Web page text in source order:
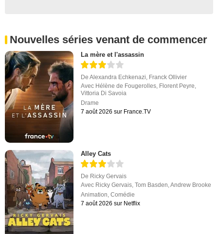
Nouvelles séries venant de commencer
La mère et l'assassin
DeAlexandra Echkenazi, Franck Ollivier
Avec Hélène de Fougerolles, Florent Peyre,
Vittoria Di Savoia
Drame
7 août 2026 sur France.TV
Alley Cats
De Ricky Gervais
Avec Ricky Gervais ,Tom Basden ,Andrew Brooke
Animation ,Comédie
7 août 2026 sur Netflix